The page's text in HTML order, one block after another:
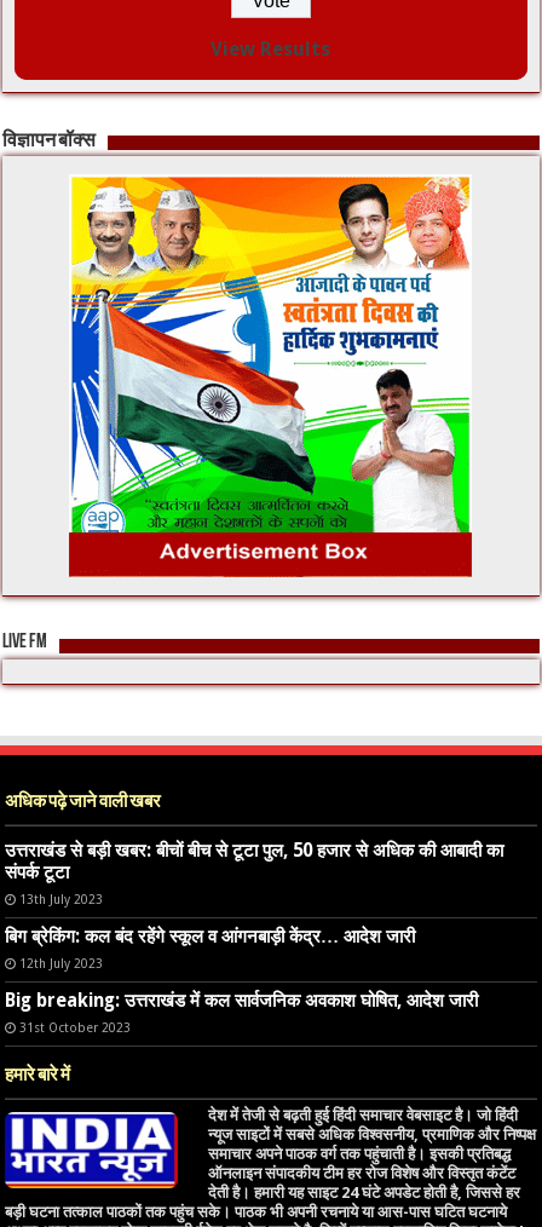
View Results
विज्ञापन बॉक्स
LIVE FM
अधिक पढ़े जाने वाली खबर
उत्तराखंड से बड़ी खबर: बीचों बीच से टूटा पुल, 50 हजार से अधिक की आबादी का
संपर्क टूटा
13th July 2023
बिग ब्रेकिंग: कल बंद रहेंगे स्कूल व आंगनबाड़ी केंद्र… आदेश जारी
12th July 2023
Big breaking: उत्तराखंड में कल सार्वजनिक अवकाश घोषित, आदेश जारी
31st October 2023
हमारे बारे में
देश में तेजी से बढ़ती हुई हिंदी समाचार वेबसाइट है। जो हिंदी
न्यूज साइटों में सबसे अधिक विश्वसनीय, प्रमाणिक और निष्पक्ष
समाचार अपने पाठक वर्ग तक पहुंचाती है। इसकी प्रतिबद्ध
ऑनलाइन संपादकीय टीम हर रोज विशेष और विस्तृत कंटेंट
देती है। हमारी यह साइट 24 घंटे अपडेट होती है, जिससे हर
बड़ी घटना तत्काल पाठकों तक पहुंच सके। पाठक भी अपनी रचनाये या आस-पास घटित घटनाये